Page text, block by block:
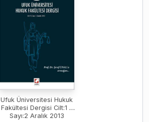
Ufuk Üniversitesi Hukuk
Fakültesi Dergisi Cilt:1 –
Sayı:2 Aralık 2013